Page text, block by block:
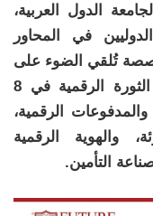
الدول العربية،
في المحاور
في 250 جلسة متخصصة تُلقي الضوء على
أحدث التقنيات والتحديات في عالم الثورة الرقمية في 8
الرقمية،
والهوية الرقمية
التأمين.